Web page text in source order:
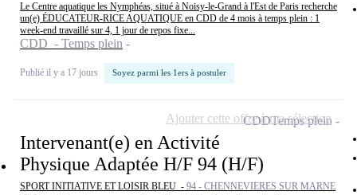
Le Centre aquatique les Nymphéas, situé à Noisy-le-Grand à l'Est de Paris recherche
un(e) ÉDUCATEUR-RICE AQUATIQUE en CDD de 4 mois à temps plein : 1
week-end travaillé sur 4, 1 jour de repos fixe...
CDD - Temps plein
Publié il y a 17 jours Soyez parmi les 1ers à postuler
Intervenant(e) en Activité
Physique Adaptée H/F 94 (H/F)
SPORT INITIATIVE ET LOISIR BLEU - 94 - CHENNEVIERES SUR MARNE
CDDTemps plein
Ajouter cette offre à ma sélection